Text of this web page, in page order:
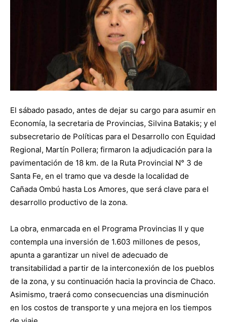
El sábado pasado, antes de dejar su cargo para asumir en
Economía, la secretaria de Provincias, Silvina Batakis; y el
subsecretario de Políticas para el Desarrollo con Equidad
Regional, Martín Pollera; firmaron la adjudicación para la
pavimentación de 18 km. de la Ruta Provincial N° 3 de
Santa Fe, en el tramo que va desde la localidad de
Cañada Ombú hasta Los Amores, que será clave para el
desarrollo productivo de la zona.
La obra, enmarcada en el Programa Provincias II y que
contempla una inversión de 1.603 millones de pesos,
apunta a garantizar un nivel de adecuado de
transitabilidad a partir de la interconexión de los pueblos
de la zona, y su continuación hacia la provincia de Chaco.
Asimismo, traerá como consecuencias una disminución
en los costos de transporte y una mejora en los tiempos